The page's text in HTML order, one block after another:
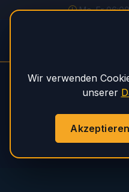
Mo–Fr
Wir verwenden
unserer
Akzeptieren